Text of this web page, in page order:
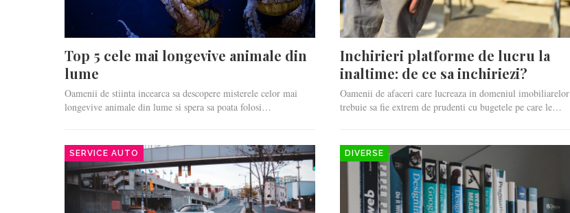
Top 5 cele mai longevive animale din
lume
Oamenii de stiinta incearca sa descopere misterele celor mai
longevive animale din lume si spera sa poata folosi…
Inchirieri platforme de lucru la
inaltime: de ce sa inchiriezi?
Oamenii de afaceri care lucreaza in domeniul imobiliarelor
trebuie sa fie extrem de prudenti cu bugetele pe care le…
SERVICE AUTO DIVERSE